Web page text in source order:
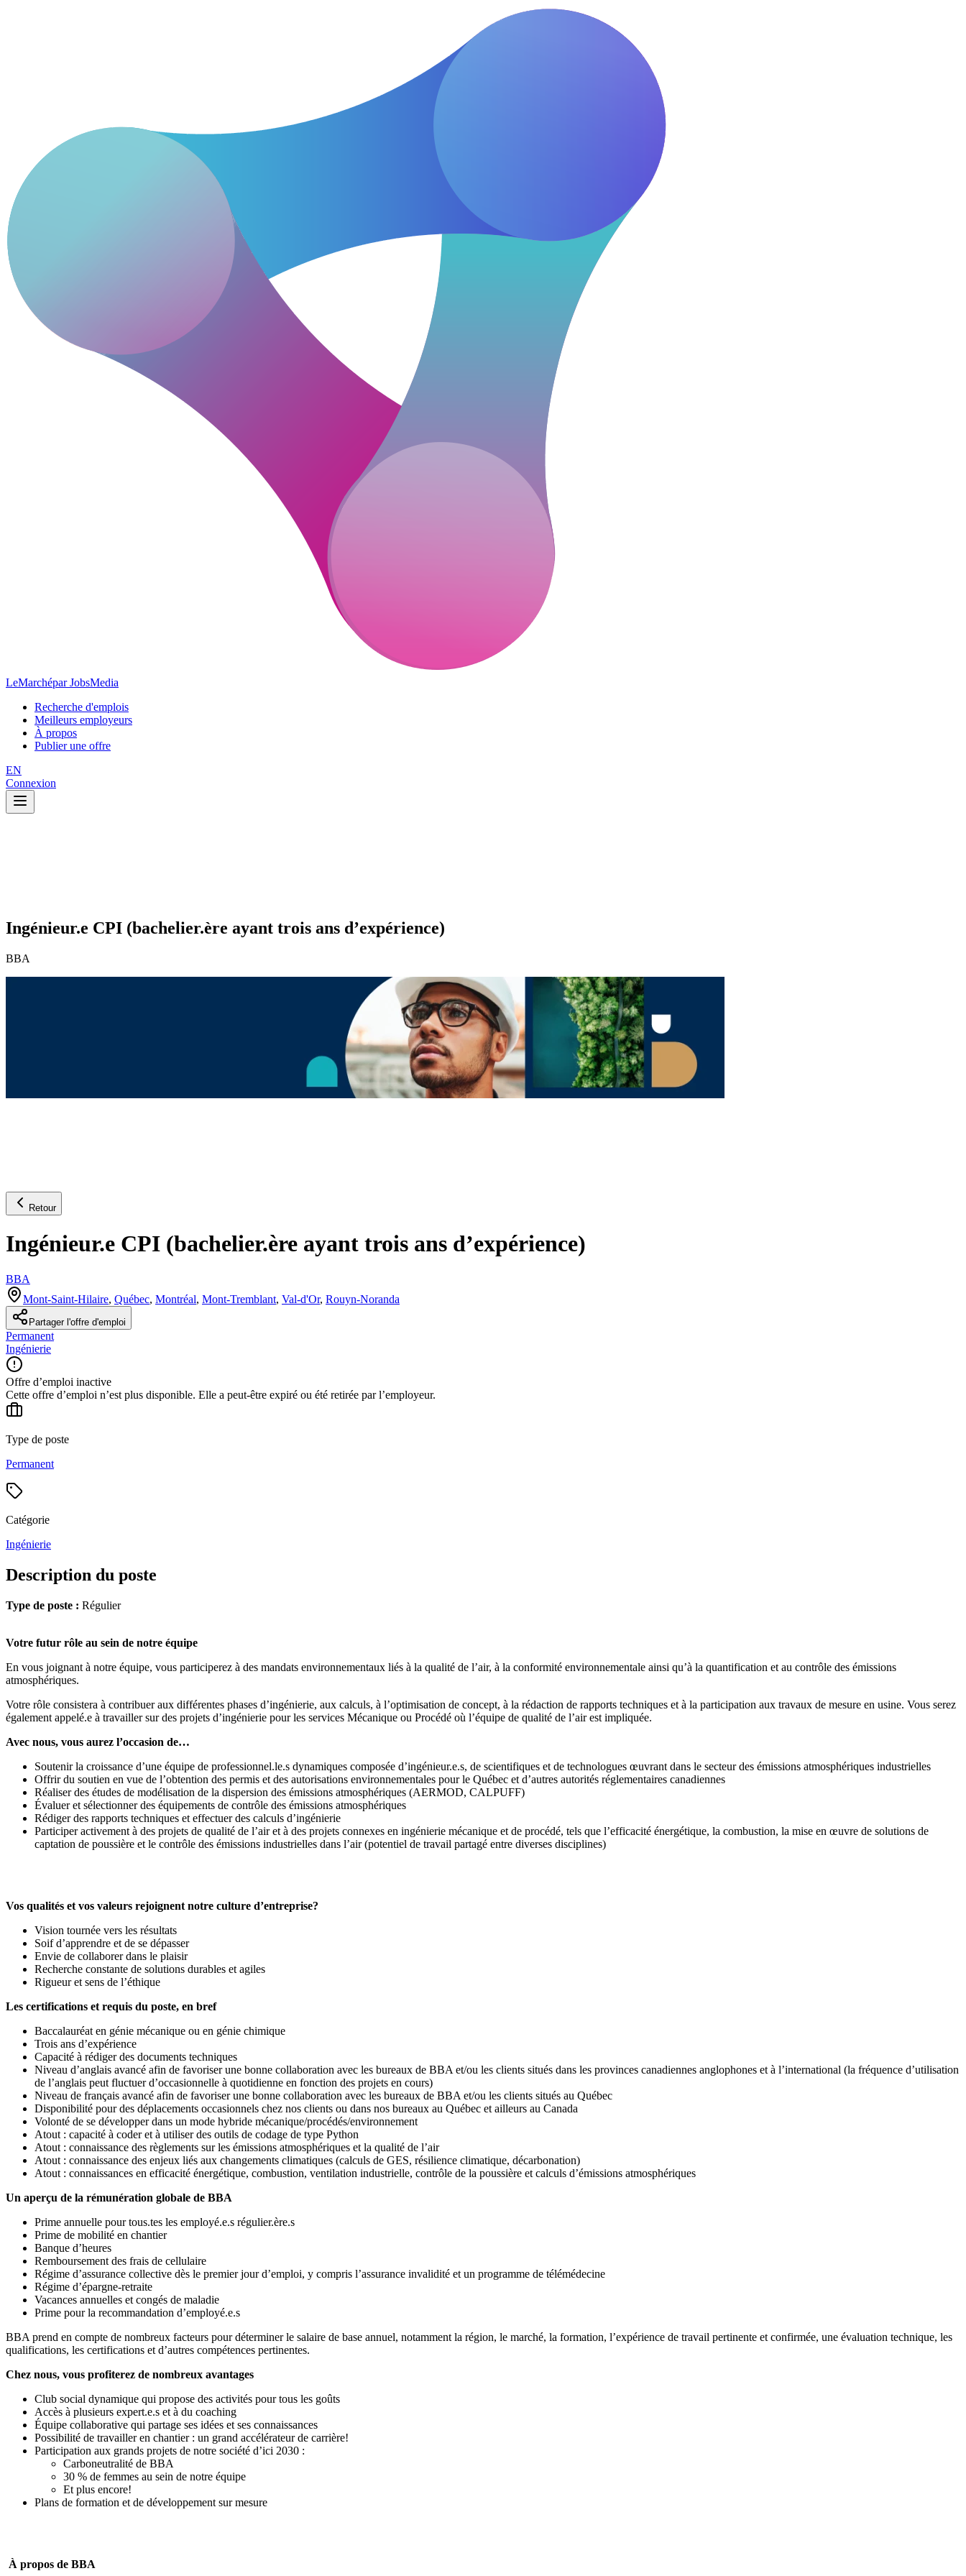
LeMarchépar JobsMedia
Recherche d'emplois
Meilleurs employeurs
À propos
Publier une offre
EN
Connexion
Ingénieur.e CPI (bachelier.ère ayant trois ans d’expérience)
BBA
Retour
Ingénieur.e CPI (bachelier.ère ayant trois ans d’expérience)
BBA
Mont-Saint-Hilaire, Québec, Montréal, Mont-Tremblant, Val-d'Or, Rouyn-Noranda
Partager l'offre d'emploi
Permanent
Ingénierie
Offre d’emploi inactive
Cette offre d’emploi n’est plus disponible. Elle a peut-être expiré ou été retirée par l’employeur.
Type de poste
Permanent
Catégorie
Ingénierie
Description du poste
Type de poste : Régulier
Votre futur rôle au sein de notre équipe
En vous joignant à notre équipe, vous participerez à des mandats environnementaux liés à la qualité de l’air, à la conformité environnementale ainsi qu’à la quantification et au contrôle des émissions
atmosphériques.
Votre rôle consistera à contribuer aux différentes phases d’ingénierie, aux calculs, à l’optimisation de concept, à la rédaction de rapports techniques et à la participation aux travaux de mesure en usine. Vous serez
également appelé.e à travailler sur des projets d’ingénierie pour les services Mécanique ou Procédé où l’équipe de qualité de l’air est impliquée.
Avec nous, vous aurez l’occasion de…
Soutenir la croissance d’une équipe de professionnel.le.s dynamiques composée d’ingénieur.e.s, de scientifiques et de technologues œuvrant dans le secteur des émissions atmosphériques industrielles
Offrir du soutien en vue de l’obtention des permis et des autorisations environnementales pour le Québec et d’autres autorités réglementaires canadiennes
Réaliser des études de modélisation de la dispersion des émissions atmosphériques (AERMOD, CALPUFF)
Évaluer et sélectionner des équipements de contrôle des émissions atmosphériques
Rédiger des rapports techniques et effectuer des calculs d’ingénierie
Participer activement à des projets de qualité de l’air et à des projets connexes en ingénierie mécanique et de procédé, tels que l’efficacité énergétique, la combustion, la mise en œuvre de solutions de
captation de poussière et le contrôle des émissions industrielles dans l’air (potentiel de travail partagé entre diverses disciplines)
Vos qualités et vos valeurs rejoignent notre culture d’entreprise?
Vision tournée vers les résultats
Soif d’apprendre et de se dépasser
Envie de collaborer dans le plaisir
Recherche constante de solutions durables et agiles
Rigueur et sens de l’éthique
Les certifications et requis du poste, en bref
Baccalauréat en génie mécanique ou en génie chimique
Trois ans d’expérience
Capacité à rédiger des documents techniques
Niveau d’anglais avancé afin de favoriser une bonne collaboration avec les bureaux de BBA et/ou les clients situés dans les provinces canadiennes anglophones et à l’international (la fréquence d’utilisation
de l’anglais peut fluctuer d’occasionnelle à quotidienne en fonction des projets en cours)
Niveau de français avancé afin de favoriser une bonne collaboration avec les bureaux de BBA et/ou les clients situés au Québec
Disponibilité pour des déplacements occasionnels chez nos clients ou dans nos bureaux au Québec et ailleurs au Canada
Volonté de se développer dans un mode hybride mécanique/procédés/environnement
Atout : capacité à coder et à utiliser des outils de codage de type Python
Atout : connaissance des règlements sur les émissions atmosphériques et la qualité de l’air
Atout : connaissance des enjeux liés aux changements climatiques (calculs de GES, résilience climatique, décarbonation)
Atout : connaissances en efficacité énergétique, combustion, ventilation industrielle, contrôle de la poussière et calculs d’émissions atmosphériques
Un aperçu de la rémunération globale de BBA
Prime annuelle pour tous.tes les employé.e.s régulier.ère.s
Prime de mobilité en chantier
Banque d’heures
Remboursement des frais de cellulaire
Régime d’assurance collective dès le premier jour d’emploi, y compris l’assurance invalidité et un programme de télémédecine
Régime d’épargne-retraite
Vacances annuelles et congés de maladie
Prime pour la recommandation d’employé.e.s
BBA prend en compte de nombreux facteurs pour déterminer le salaire de base annuel, notamment la région, le marché, la formation, l’expérience de travail pertinente et confirmée, une évaluation technique, les
qualifications, les certifications et d’autres compétences pertinentes.
Chez nous, vous profiterez de nombreux avantages
Club social dynamique qui propose des activités pour tous les goûts
Accès à plusieurs expert.e.s et à du coaching
Équipe collaborative qui partage ses idées et ses connaissances
Possibilité de travailler en chantier : un grand accélérateur de carrière!
Participation aux grands projets de notre société d’ici 2030 :
Carboneutralité de BBA
30 % de femmes au sein de notre équipe
Et plus encore!
Plans de formation et de développement sur mesure
À propos de BBA